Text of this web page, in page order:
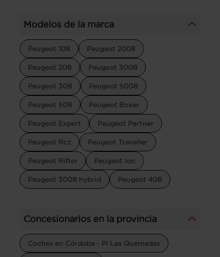
Modelos de la marca
Peugeot 108 Peugeot 2008
Peugeot 208 Peugeot 3008
Peugeot 308 Peugeot 5008
Peugeot 508 Peugeot Boxer
Peugeot Expert Peugeot Partner
Peugeot Rcz Peugeot Traveller
Peugeot Rifter Peugeot Ion
Peugeot 3008 hybrid Peugeot 408
Concesionarios en la provincia
Coches en Córdoba - PI Las Quemadas